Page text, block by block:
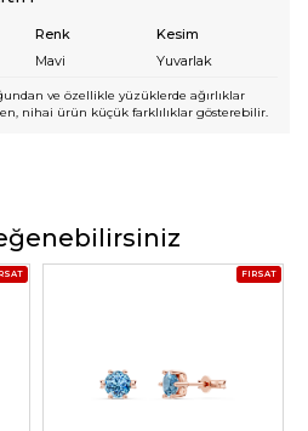
Renk
Kesim
Mavi Yuvarlak
ve özellikle yüzüklerde ağırlıklar
nihai ürün küçük farklılıklar gösterebilir.
FIRSAT